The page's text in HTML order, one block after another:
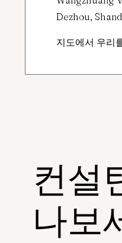
Dezhou,
지도에서 우리
컨설
나보